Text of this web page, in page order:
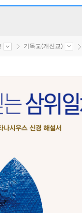
기독교(개신교)